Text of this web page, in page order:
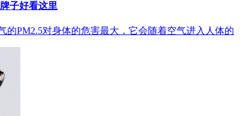
子好看这里
的PM2.5对身体的危害最大，它会随着空气进入人体的